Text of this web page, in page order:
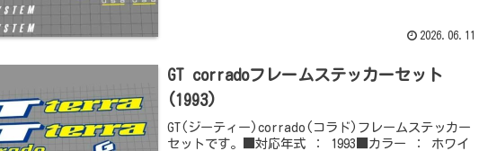
2026.06.11
GT corradoフレームステッカーセット
(1993)
GT(ジーティー)corrado(コラド)フレームステッカー
セットです。■対応年式 ： 1993■カラー ： ホワイ